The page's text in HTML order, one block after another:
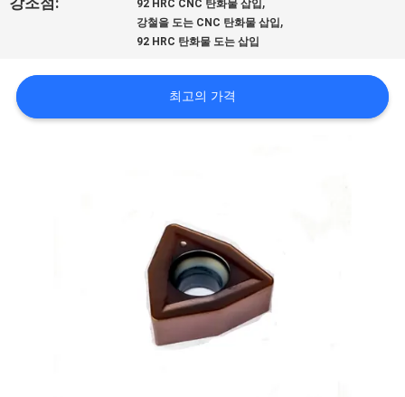
질
92 HRC CNC 탄화물 삽입
강철을 도는 CNC 탄화물 삽입 ,
92 HRC 탄화물 도는 삽입
최고의 가격